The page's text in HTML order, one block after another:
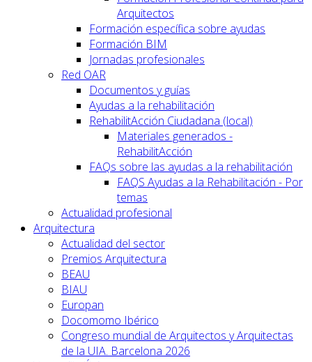
Arquitectos
Formación específica sobre ayudas
Formación BIM
Jornadas profesionales
Red OAR
Documentos y guías
Ayudas a la rehabilitación
RehabilitAcción Ciudadana (local)
Materiales generados -
RehabilitAcción
FAQs sobre las ayudas a la rehabilitación
FAQS Ayudas a la Rehabilitación - Por
temas
Actualidad profesional
Arquitectura
Actualidad del sector
Premios Arquitectura
BEAU
BIAU
Europan
Docomomo Ibérico
Congreso mundial de Arquitectos y Arquitectas
de la UIA. Barcelona 2026